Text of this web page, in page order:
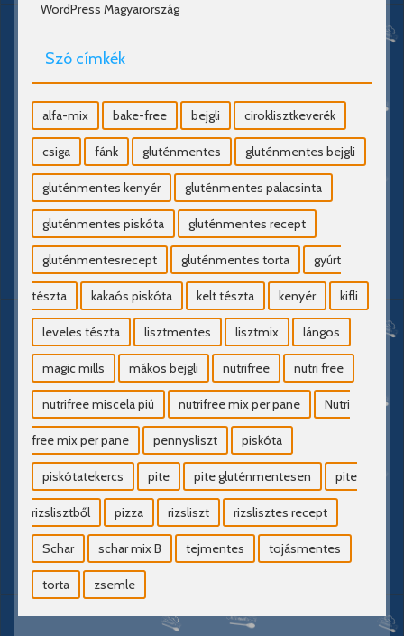
WordPress Magyarország
Szó címkék
alfa-mix bake-free bejgli ciroklisztkeverék
csiga fánk gluténmentes gluténmentes bejgli
gluténmentes kenyér gluténmentes palacsinta
gluténmentes piskóta gluténmentes recept
gluténmentesrecept gluténmentes torta gyúrt
tészta kakaós piskóta kelt tészta kenyér kifli
leveles tészta lisztmentes lisztmix lángos
magic mills mákos bejgli nutrifree nutri free
nutrifree miscela piú nutrifree mix per pane Nutri
free mix per pane pennysliszt piskóta
piskótatekercs pite pite gluténmentesen pite
rizslisztből pizza rizsliszt rizslisztes recept
Schar schar mix B tejmentes tojásmentes
torta zsemle